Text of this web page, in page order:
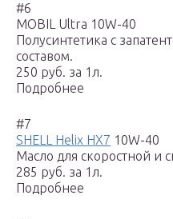
#6
MOBIL Ultra 10W-40
Полусинтетика с
составом.
250 руб. за 1л.
Подробнее
#7
SHELL Helix HX7 10W-40
Масло для скоростной и
285 руб. за 1л.
Подробнее